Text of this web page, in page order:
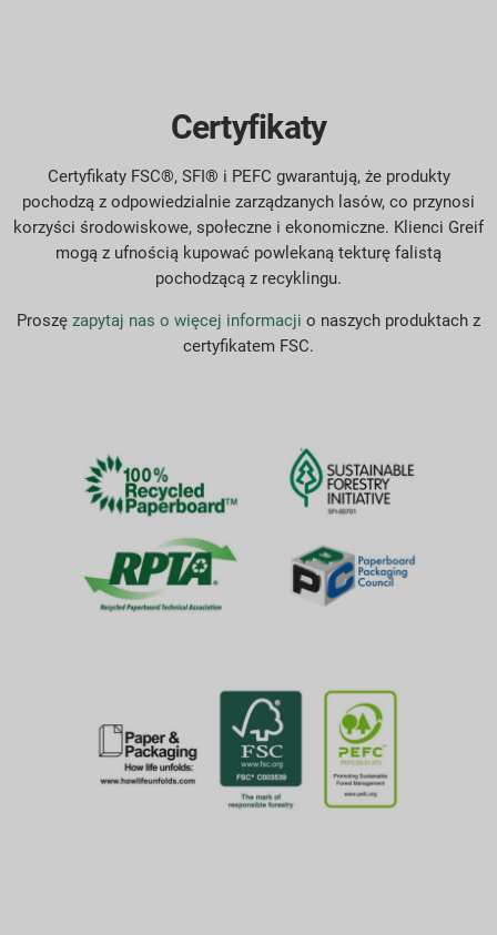
Certyfikaty
Certyfikaty FSC®, SFI® i PEFC gwarantują, że produkty
pochodzą z odpowiedzialnie zarządzanych lasów, co przynosi
korzyści środowiskowe, społeczne i ekonomiczne. Klienci Greif
mogą z ufnością kupować powlekaną tekturę falistą
pochodzącą z recyklingu.
Proszę zapytaj nas o więcej informacji o naszych produktach z
certyfikatem FSC.